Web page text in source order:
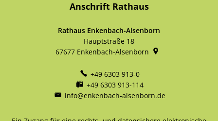
Anschrift Rathaus
Rathaus Enkenbach-Alsenborn
Hauptstraße 18
67677 Enkenbach-Alsenborn
+49 6303 913-0
+49 6303 913-114
info@enkenbach-alsenborn.de